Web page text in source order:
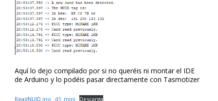
Aquí lo dejo compilado por si no queréis ni montar el IDE
de Arduino y lo podéis pasar directamente con Tasmotizer
ReadNUID.ino_.d1_mini Descarga